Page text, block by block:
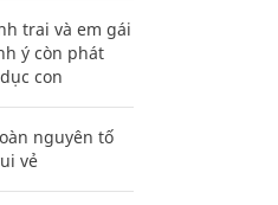
trai và em gái
ý còn phát
con
nguyên tố
vẻ